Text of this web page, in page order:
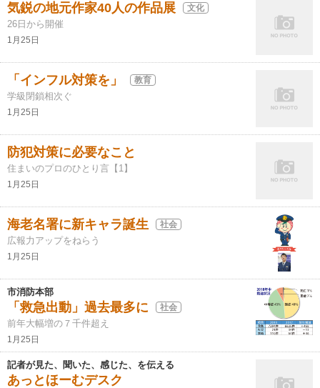
気鋭の地元作家40人の作品展 文化
26日から開催
1月25日
「インフル対策を」 教育
学級閉鎖相次ぐ
1月25日
防犯対策に必要なこと
住まいのプロのひとり言【1】
1月25日
海老名署に新キャラ誕生 社会
広報力アップをねらう
1月25日
市消防本部
「救急出動」過去最多に 社会
前年大幅増の７千件超え
1月25日
記者が見た、聞いた、感じた、を伝える
あっとほーむデスク